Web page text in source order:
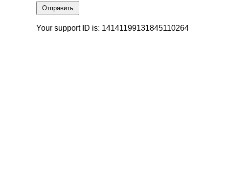
Отправить
Your support ID is: 14141199131845110264